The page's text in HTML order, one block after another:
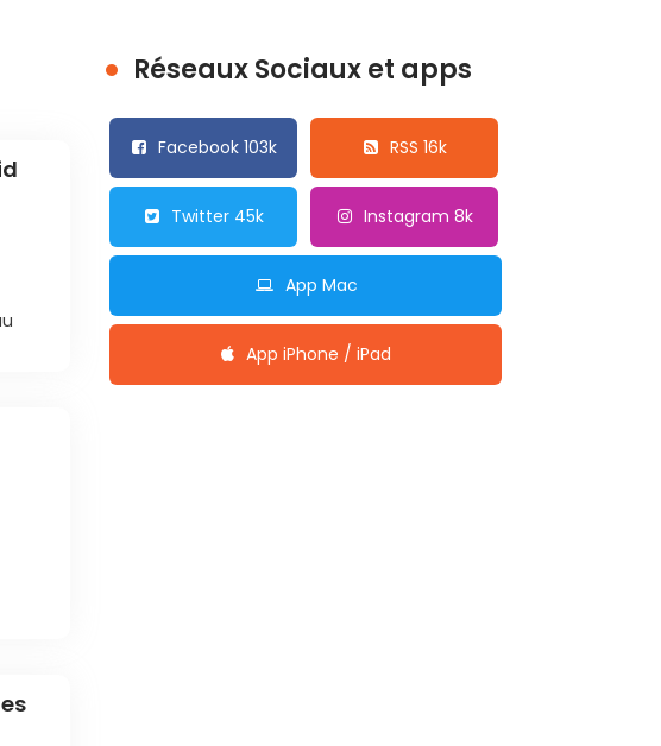
Réseaux Sociaux et apps
Facebook 103k RSS 16k
Twitter 45k Instagram 8k
App Mac
App iPhone / iPad